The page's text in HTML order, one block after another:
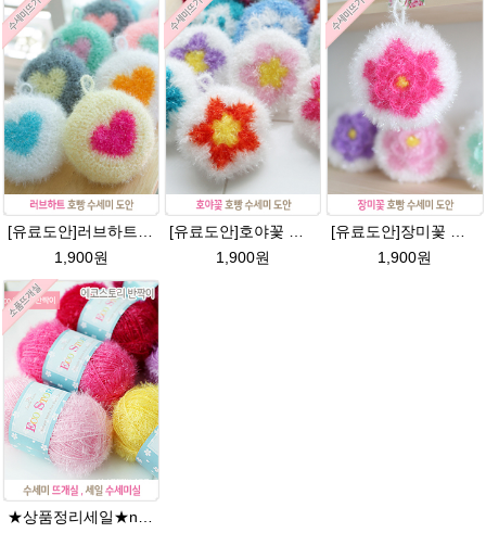
1,900원
1,900원
1,900원